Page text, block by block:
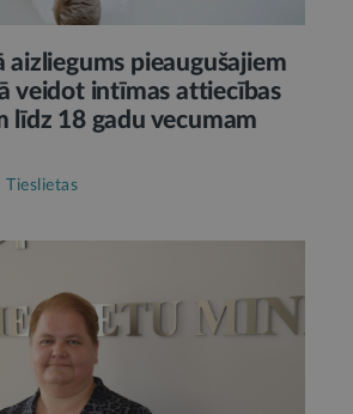
aizliegums pieaugušajiem
veidot intīmas attiecības
līdz 18 gadu vecumam
Tieslietas